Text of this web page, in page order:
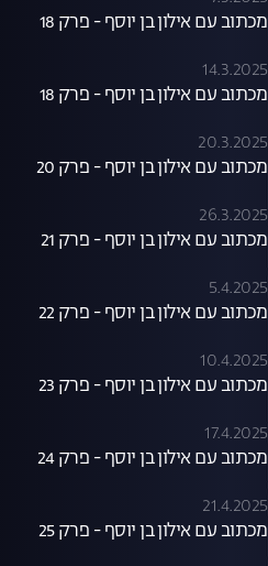
מכתוב עם אילון בן יוסף - פרק 18
14.3.2025
מכתוב עם אילון בן יוסף - פרק 18
20.3.2025
מכתוב עם אילון בן יוסף - פרק 20
26.3.2025
מכתוב עם אילון בן יוסף - פרק 21
5.4.2025
מכתוב עם אילון בן יוסף - פרק 22
10.4.2025
מכתוב עם אילון בן יוסף - פרק 23
17.4.2025
מכתוב עם אילון בן יוסף - פרק 24
21.4.2025
מכתוב עם אילון בן יוסף - פרק 25